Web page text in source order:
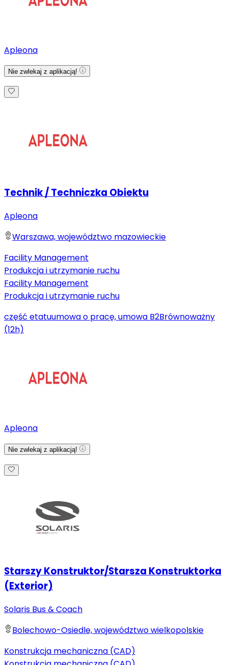
Apleona
Nie zwlekaj z aplikacją!
Technik / Techniczka Obiektu
Apleona
Warszawa, województwo mazowieckie
Facility Management
Produkcja i utrzymanie ruchu
Facility Management
Produkcja i utrzymanie ruchu
część etatuumowa o pracę, umowa B2Brównoważny
(12h)
Apleona
Nie zwlekaj z aplikacją!
Starszy Konstruktor/Starsza Konstruktorka
(Exterior)
Solaris Bus & Coach
Bolechowo-Osiedle, województwo wielkopolskie
Konstrukcja mechaniczna (CAD)